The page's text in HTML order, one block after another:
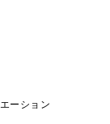
ーション